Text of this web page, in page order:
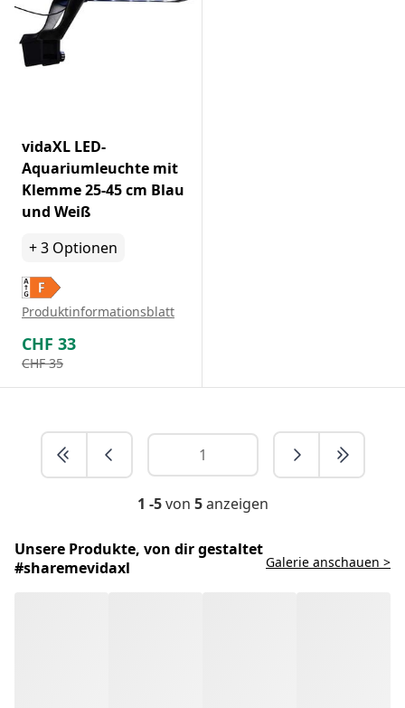
vidaXL LED-
Aquariumleuchte mit
Klemme 25-45 cm Blau
und Weiß
+3 Optionen
Produktinformationsblatt
CHF 33
CHF 35
1 -5von 5anzeigen
Unsere Produkte, von dir gestaltet
#sharemevidaxl
Galerie anschauen >